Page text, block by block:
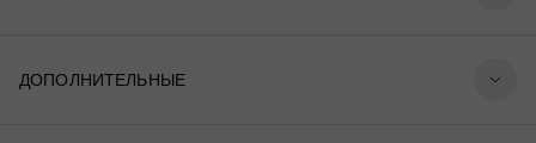
ДОПОЛНИТЕЛЬНЫЕ